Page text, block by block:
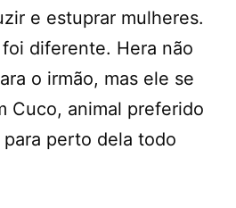
e estuprar mulheres.
diferente. Hera não
o irmão, mas ele se
Cuco, animal preferido
perto dela todo